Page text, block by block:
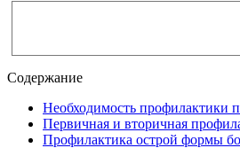
Содержание
Необходимость профилактики
Первичная и вторичная
Профилактика острой формы